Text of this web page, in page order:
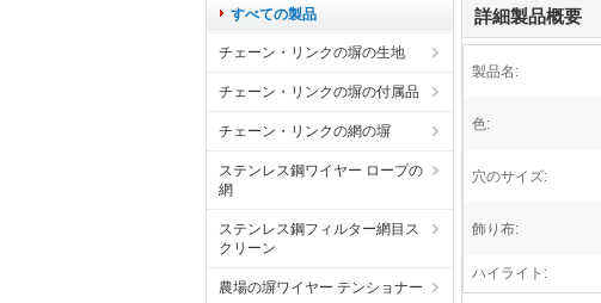
すべての製品
チェーン・リンクの塀の生地
チェーン・リンクの塀の付属品
チェーン・リンクの網の塀
ステンレス鋼ワイヤー ロープの
網
ステンレス鋼フィルター網目ス
クリーン
農場の塀ワイヤー テンショナー
詳細製品概要
製品名:
色:
穴のサイズ:
飾り布:
ハイライト: